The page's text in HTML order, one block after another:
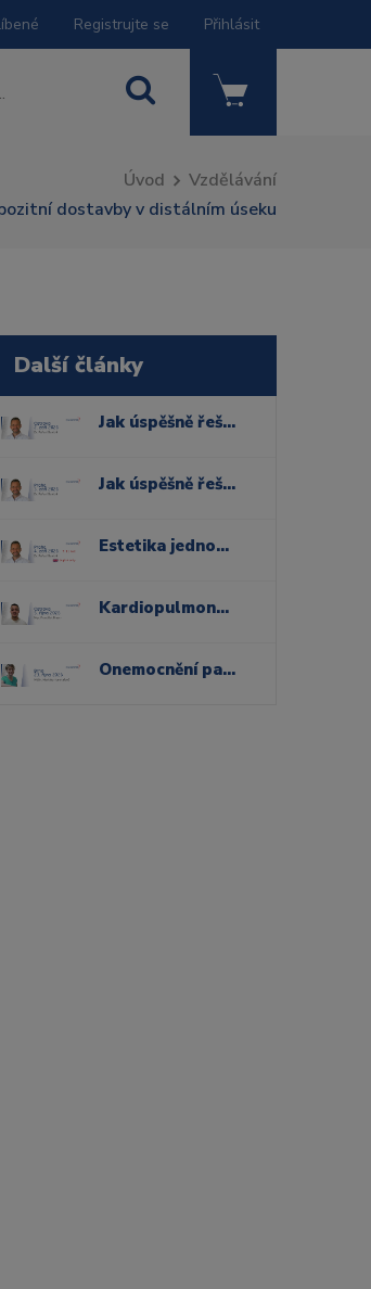
Registrujte se Přihlásit
Úvod
Vzdělávání
dostavby v distálním úseku
Další články
Jak úspěšně řešit komplexní případy bělení zubů
Jak úspěšně řešit komplexní případy bělení zubů
Estetika jednoduše: jak využít nové technologie pro přirozené kompozitní rekonstrukce
Kardiopulmonální resuscitace a řešení urgentních stavů v ordinaci stomatologa
Onemocnění parodontu a sliznic dutiny ústní